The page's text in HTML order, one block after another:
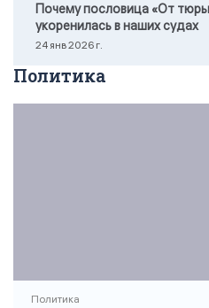
Почему пословица «От
укоренилась в наших судах
24 янв 2026 г.
Политика
Политика